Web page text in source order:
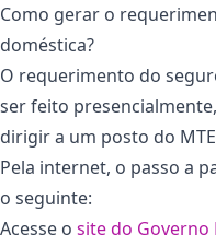
Como gerar o
doméstica?
O requerimento do
ser feito
dirigir a um posto do
Pela internet, o passo a
o seguinte:
Acesse o site do Governo